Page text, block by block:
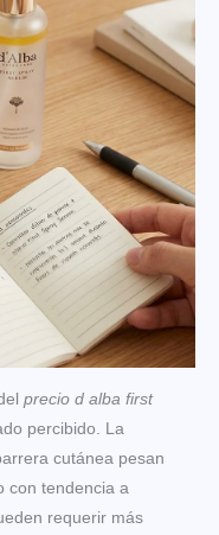
precio d alba first
percibido. La
cutánea pesan
con tendencia a
requerir más